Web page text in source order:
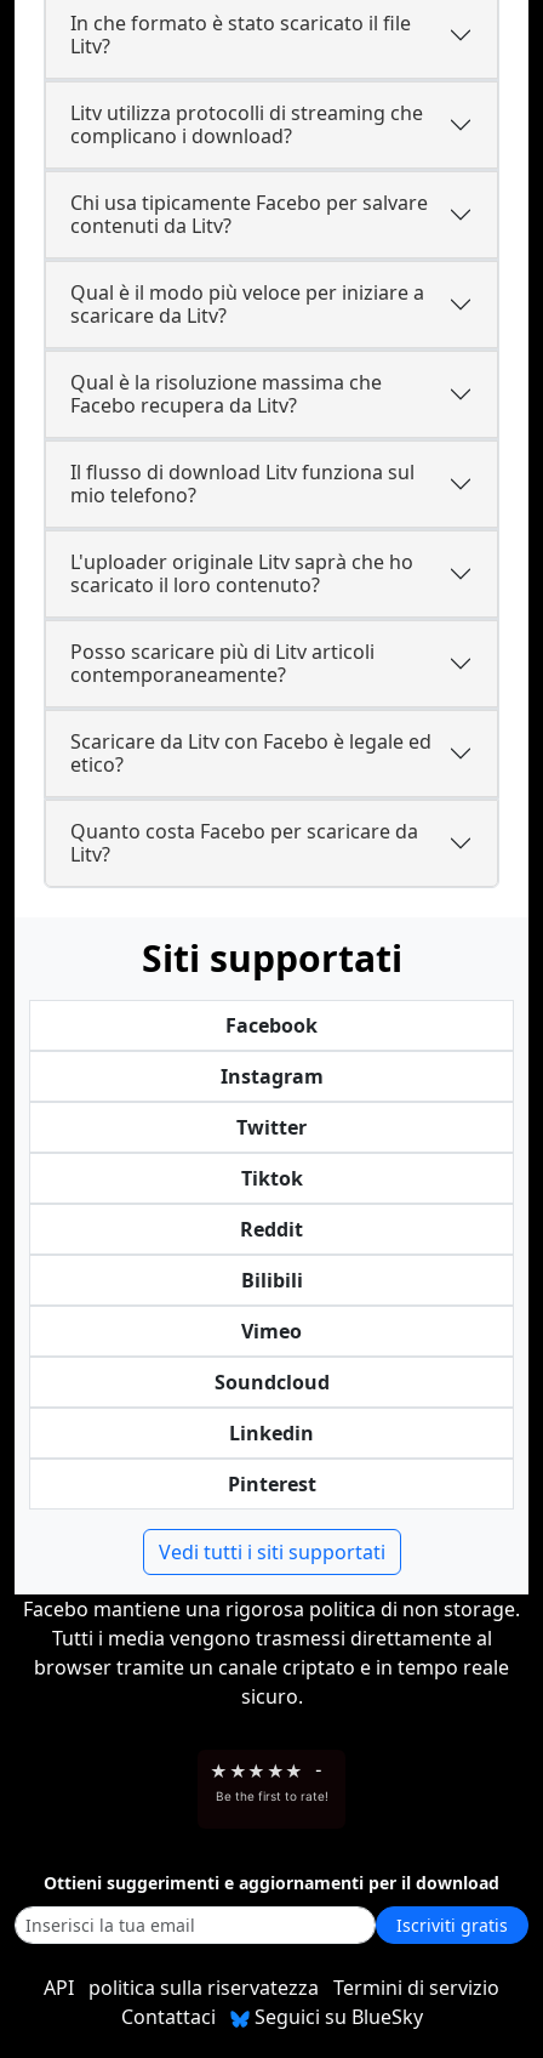
In che formato è stato scaricato il file
Litv?
Litv utilizza protocolli di streaming che
complicano i download?
Chi usa tipicamente Facebo per salvare
contenuti da Litv?
Qual è il modo più veloce per iniziare a
scaricare da Litv?
Qual è la risoluzione massima che
Facebo recupera da Litv?
Il flusso di download Litv funziona sul
mio telefono?
L'uploader originale Litv saprà che ho
scaricato il loro contenuto?
Posso scaricare più di Litv articoli
contemporaneamente?
Scaricare da Litv con Facebo è legale ed
etico?
Quanto costa Facebo per scaricare da
Litv?
Siti supportati
Facebook
Instagram
Twitter
Tiktok
Reddit
Bilibili
Vimeo
Soundcloud
Linkedin
Pinterest
Vedi tutti i siti supportati
Facebo mantiene una rigorosa politica di non storage.
Tutti i media vengono trasmessi direttamente al
browser tramite un canale criptato e in tempo reale
sicuro.
★ ★★ ★★ -
Be the first to rate!
Ottieni suggerimenti e aggiornamenti per il download
Iscriviti gratis
API politica sulla riservatezza Termini di servizio
Contattaci
Seguici su BlueSky